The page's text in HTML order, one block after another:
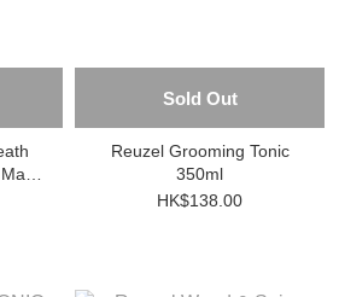
Sold Out
Reuzel Grooming Tonic
350ml
HK$138.00